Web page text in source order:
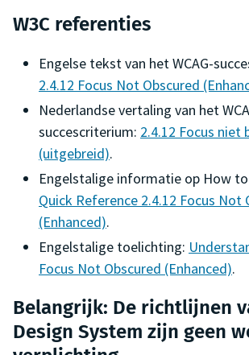
W3C referenties
Engelse tekst van het WCAG-
2.4.12 Focus Not Obscured
Nederlandse vertaling van het
succescriterium: 2.4.12 Focus niet
(uitgebreid).
Engelstalige informatie op How to
Quick Reference 2.4.12 Focus Not
(Enhanced).
Engelstalige toelichting:
Focus Not Obscured (Enhanced).
Belangrijk: De richtlijnen
Design System zijn geen